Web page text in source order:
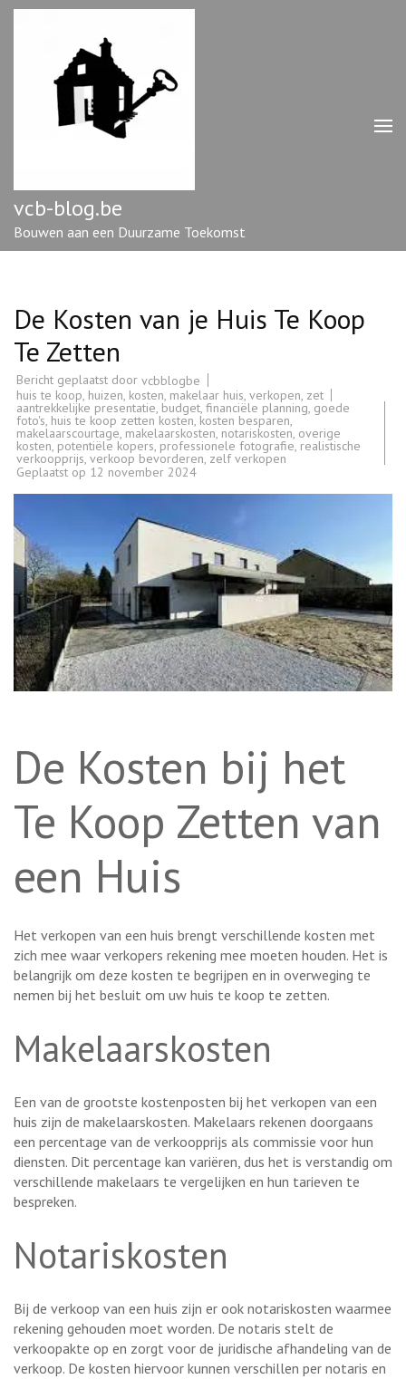
Ga
vcb-blog.be
Bouwen aan een Duurzame Toekomst
De Kosten van je Huis Te Koop
Te Zetten
Bericht geplaatst door vcbblogbe
huis te koop, huizen, kosten, makelaar huis, verkopen, zet
aantrekkelijke presentatie, budget, financiële planning, goede
foto's, huis te koop zetten kosten, kosten besparen,
makelaarscourtage, makelaarskosten, notariskosten, overige
kosten, potentiële kopers, professionele fotografie, realistische
verkoopprijs, verkoop bevorderen, zelf verkopen
Geplaatst op 12 november 2024
De Kosten bij het
Te Koop Zetten van
een Huis
Het verkopen van een huis brengt verschillende kosten met
zich mee waar verkopers rekening mee moeten houden. Het is
belangrijk om deze kosten te begrijpen en in overweging te
nemen bij het besluit om uw huis te koop te zetten.
Makelaarskosten
Een van de grootste kostenposten bij het verkopen van een
huis zijn de makelaarskosten. Makelaars rekenen doorgaans
een percentage van de verkoopprijs als commissie voor hun
diensten. Dit percentage kan variëren, dus het is verstandig om
verschillende makelaars te vergelijken en hun tarieven te
bespreken.
Notariskosten
Bij de verkoop van een huis zijn er ook notariskosten waarmee
rekening gehouden moet worden. De notaris stelt de
verkoopakte op en zorgt voor de juridische afhandeling van de
verkoop. De kosten hiervoor kunnen verschillen per notaris en